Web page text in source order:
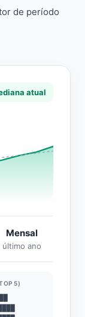
de período
atual
Mensal
último ano
5)